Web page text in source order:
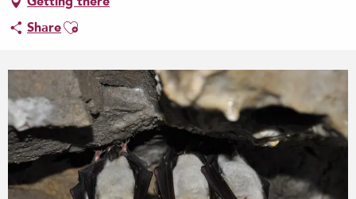
ShareAjouter aux favoris